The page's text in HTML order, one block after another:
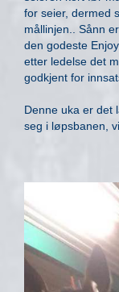
for seier, dermed
mållinjen.. Sånn
den godeste
etter ledelse det
godkjent for
Denne uka er det
seg i løpsbanen,